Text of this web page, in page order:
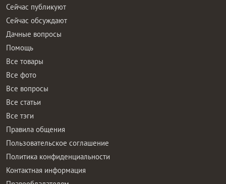
Сейчас публикуют
Сейчас обсуждают
Дачные вопросы
Помощь
Все товары
Все фото
Все вопросы
Все статьи
Все тэги
Правила общения
Пользовательское соглашение
Политика конфиденциальности
Контактная информация